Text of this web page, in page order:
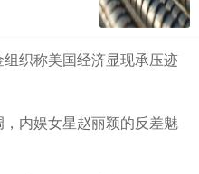
织称美国经济显现承压迹
内娱女星赵丽颖的反差魅